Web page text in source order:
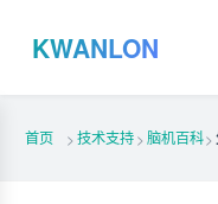
KWANLON
首页 > 技术支持> 脑机百科>